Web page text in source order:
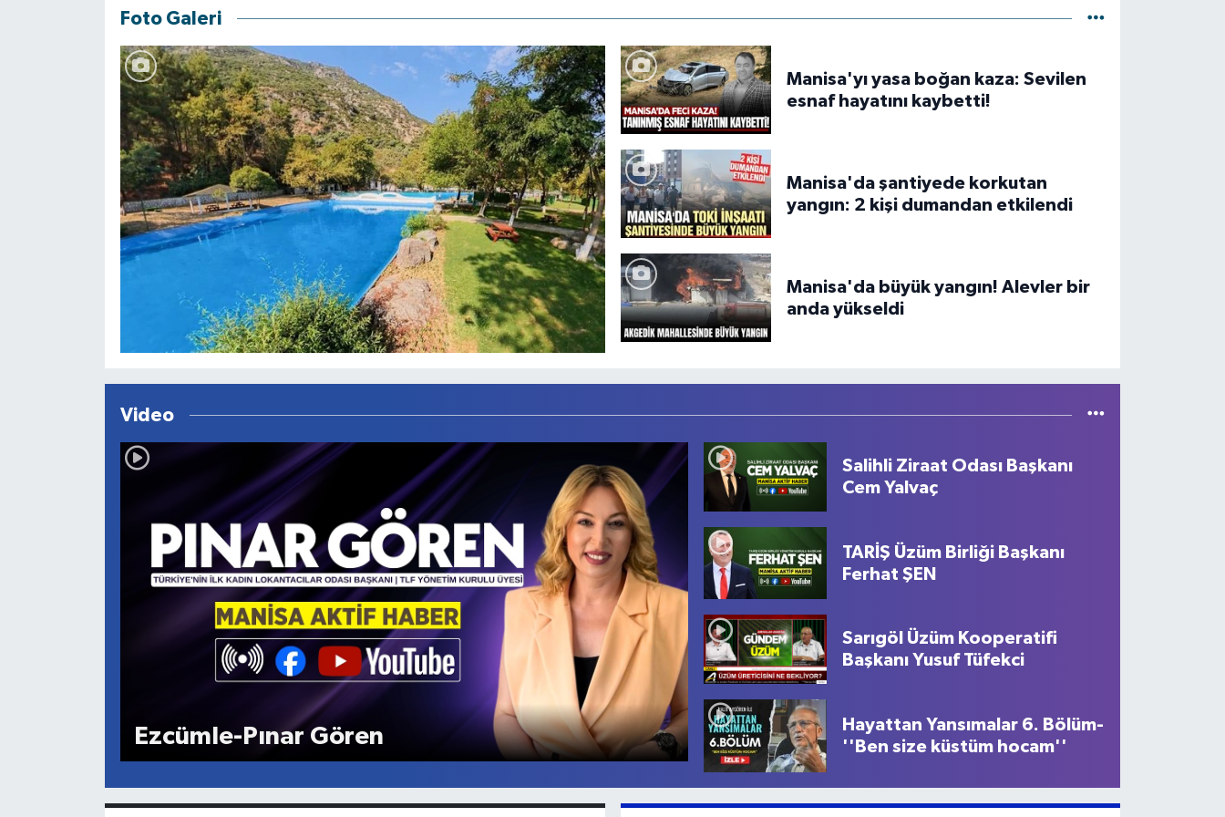
Foto Galeri
Manisa'yı yasa boğan kaza: Sevilen
esnaf hayatını kaybetti!
Manisa'da şantiyede korkutan
yangın: 2 kişi dumandan etkilendi
Manisa'da büyük yangın! Alevler bir
anda yükseldi
Video
Ezcümle-Pınar Gören
Salihli Ziraat Odası Başkanı
Cem Yalvaç
TARİŞ Üzüm Birliği Başkanı
Ferhat ŞEN
Sarıgöl Üzüm Kooperatifi
Başkanı Yusuf Tüfekci
Hayattan Yansımalar 6. Bölüm-
''Ben size küstüm hocam''